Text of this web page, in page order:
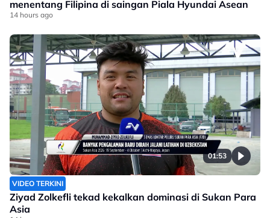
menentang Filipina di saingan Piala Hyundai Asean
14 hours ago
01:53
VIDEO TERKINI
Ziyad Zolkefli tekad kekalkan dominasi di Sukan Para
Asia